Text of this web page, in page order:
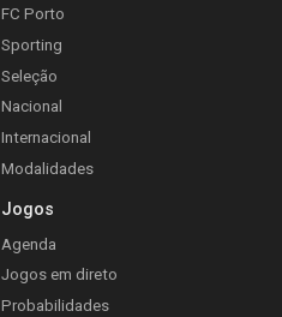
FC Porto
Sporting
Seleção
Nacional
Internacional
Modalidades
Jogos
Agenda
Jogos em direto
Probabilidades